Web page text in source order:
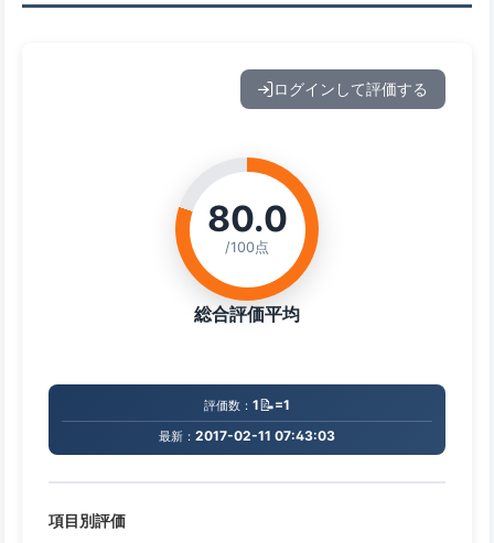
ログインして評価する
80.0
/100点
総合評価平均
評価数： 1📝=1
最新： 2017-02-11 07:43:03
項目別評価